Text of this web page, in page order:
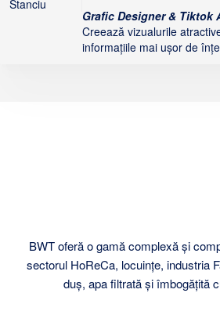
Grafic Designer & Tiktok
Creează vizualurile
informațiile mai ușor de
BWT oferă o gamă complexă și
sectorul HoReCa, locuințe, industria
duș, apa filtrată și îmbogățită